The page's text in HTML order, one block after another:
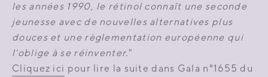
les années 1990, le rétinol connaît une seconde
jeunesse avec de nouvelles alternatives plus
douces et une règlementation européenne qui
l'oblige à se réinventer."
Cliquez ici pour lire la suite dans Gala n°1655 du